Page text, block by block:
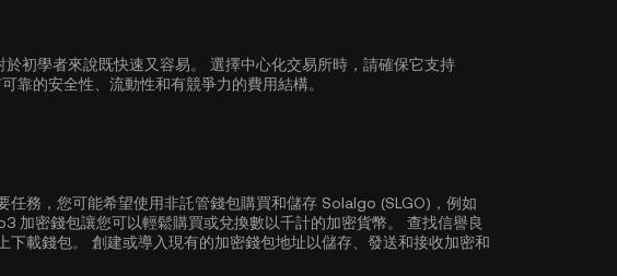
初學者來說既快速又容易。 選擇中心化交易所時，請確保它支持
靠的安全性、流動性和有競爭力的費用結構。
任務，您可能希望使用非託管錢包購買和儲存 Solalgo (SLGO)，例如
加密錢包讓您可以輕鬆購買或兌換數以千計的加密貨幣。 查找信譽良
下載錢包。 創建或導入現有的加密錢包地址以儲存、發送和接收加密和